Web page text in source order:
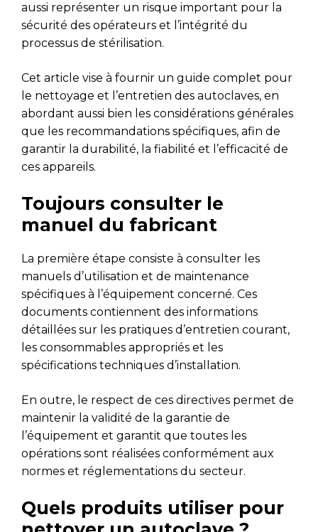
aussi représenter un risque important pour la
sécurité des opérateurs et l’intégrité du
processus de stérilisation.
Cet article vise à fournir un guide complet pour
le nettoyage et l’entretien des autoclaves, en
abordant aussi bien les considérations générales
que les recommandations spécifiques, afin de
garantir la durabilité, la fiabilité et l’efficacité de
ces appareils.
Toujours consulter le
manuel du fabricant
La première étape consiste à consulter les
manuels d’utilisation et de maintenance
spécifiques à l’équipement concerné. Ces
documents contiennent des informations
détaillées sur les pratiques d’entretien courant,
les consommables appropriés et les
spécifications techniques d’installation.
En outre, le respect de ces directives permet de
maintenir la validité de la garantie de
l’équipement et garantit que toutes les
opérations sont réalisées conformément aux
normes et réglementations du secteur.
Quels produits utiliser pour